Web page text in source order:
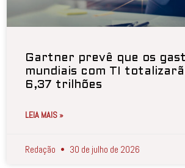
Gartner prevê que os
mundiais com TI
6,37 trilhões
LEIA MAIS »
Redação 30 de julho de 2026